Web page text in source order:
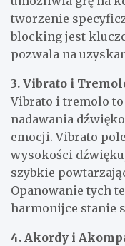
tworzenie
blocking jest
pozwala na
3. Vibrato i
Vibrato i tremolo
nadawania
emocji. Vibrato
wysokości
szybkie
Opanowanie tych
harmonijce stanie
4. Akordy i